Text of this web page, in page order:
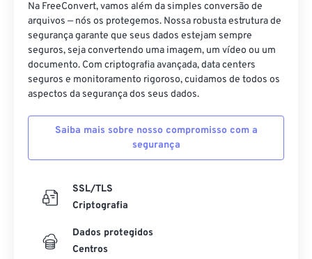
Na FreeConvert, vamos além da simples conversão de
arquivos — nós os protegemos. Nossa robusta estrutura de
segurança garante que seus dados estejam sempre
seguros, seja convertendo uma imagem, um vídeo ou um
documento. Com criptografia avançada, data centers
seguros e monitoramento rigoroso, cuidamos de todos os
aspectos da segurança dos seus dados.
Saiba mais sobre nosso compromisso com a
segurança
SSL/TLS
Criptografia
Dados protegidos
Centros